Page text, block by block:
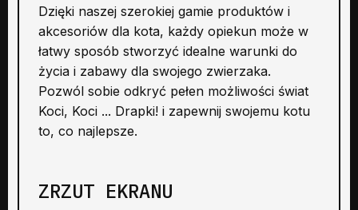
Dzięki naszej szerokiej gamie produktów i
akcesoriów dla kota, każdy opiekun może w
łatwy sposób stworzyć idealne warunki do
życia i zabawy dla swojego zwierzaka.
Pozwól sobie odkryć pełen możliwości świat
Koci, Koci ... Drapki! i zapewnij swojemu kotu
to, co najlepsze.
ZRZUT EKRANU